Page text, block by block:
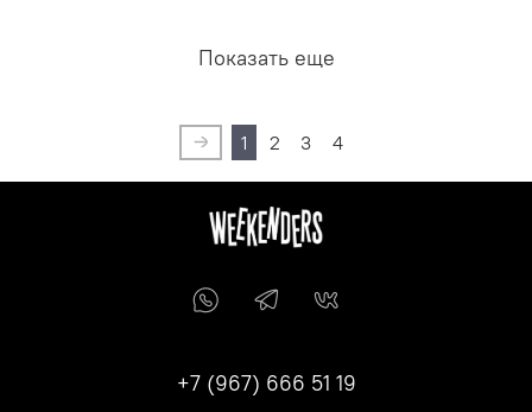
Показать еще
1 2 3 4
+7 (967) 666 51 19